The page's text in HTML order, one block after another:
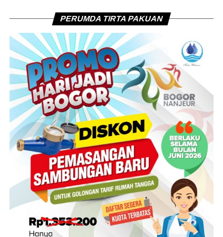
PERUMDA TIRTA PAKUAN